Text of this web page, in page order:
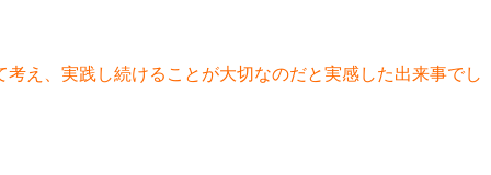
え、実践し続けることが大切なのだと実感した出来事でし